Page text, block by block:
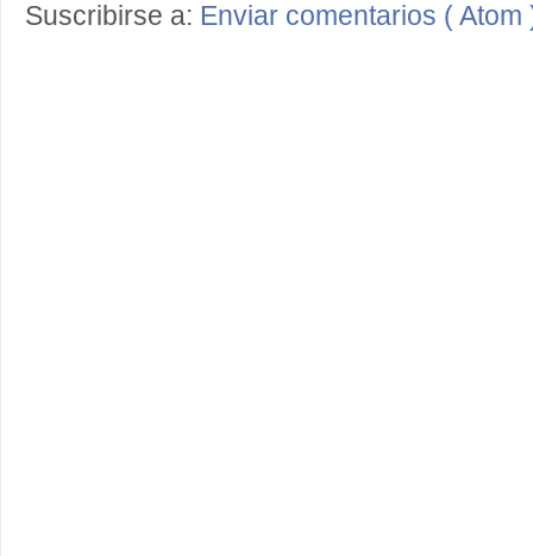
Suscribirse a: Enviar comentarios ( Atom